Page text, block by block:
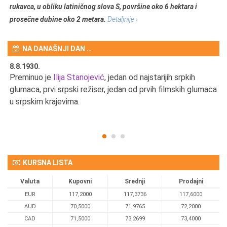
rukavca, u obliku latiničnog slova S, površine oko 6 hektara i
prosečne dubine oko 2 metara. Detaljnije ›
NA DANAŠNJI DAN …
8.8.1930.
Preminuo je Ilija Stanojević, jedan od najstarijih srpkih
glumaca, prvi srpski režiser, jedan od prvih filmskih glumaca
u srpskim krajevima.
KURSNA LISTA
Valuta Kupovni Srednji Prodajni
EUR 117,2000 117,3736
117,6000
AUD
70,5000 71,9765
72,2000
CAD
71,5000 73,2699 73,4000